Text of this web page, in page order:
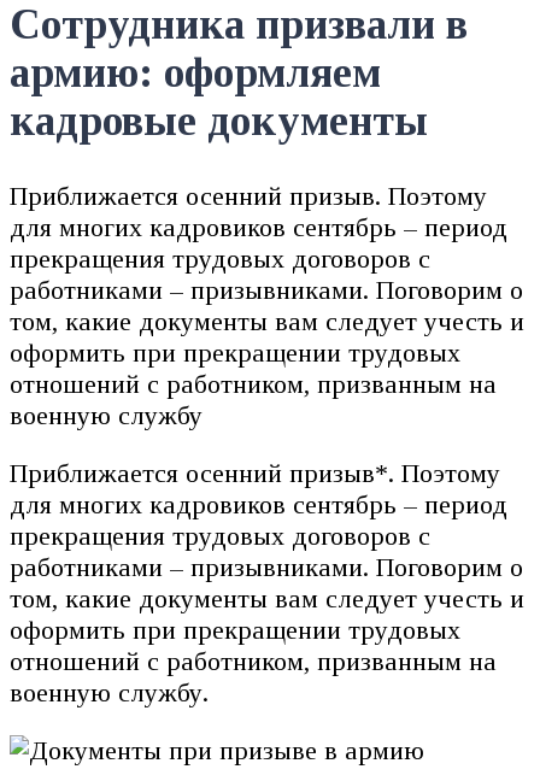
Сотрудника призвали в
армию: оформляем
кадровые документы
Приближается осенний призыв. Поэтому
для многих кадровиков сентябрь – период
прекращения трудовых договоров с
работниками – призывниками. Поговорим о
том, какие документы вам следует учесть и
оформить при прекращении трудовых
отношений с работником, призванным на
военную службу
Приближается осенний призыв*. Поэтому
для многих кадровиков сентябрь – период
прекращения трудовых договоров с
работниками – призывниками. Поговорим о
том, какие документы вам следует учесть и
оформить при прекращении трудовых
отношений с работником, призванным на
военную службу.